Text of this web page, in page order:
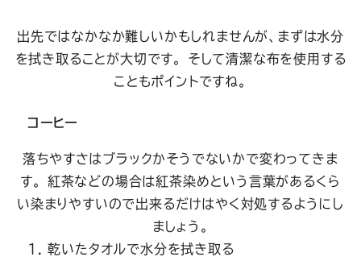
出先ではなかなか難しいかもしれませんが、まずは水分
を拭き取ることが大切です。 そして清潔な布を使用する
こともポイントですね。
コーヒー
落ちやすさはブラックかそうでないかで変わってきま
す。 紅茶などの場合は紅茶染めという言葉があるくら
い染まりやすいので出来るだけはやく対処するようにし
ましょう。
乾いたタオルで水分を拭き取る